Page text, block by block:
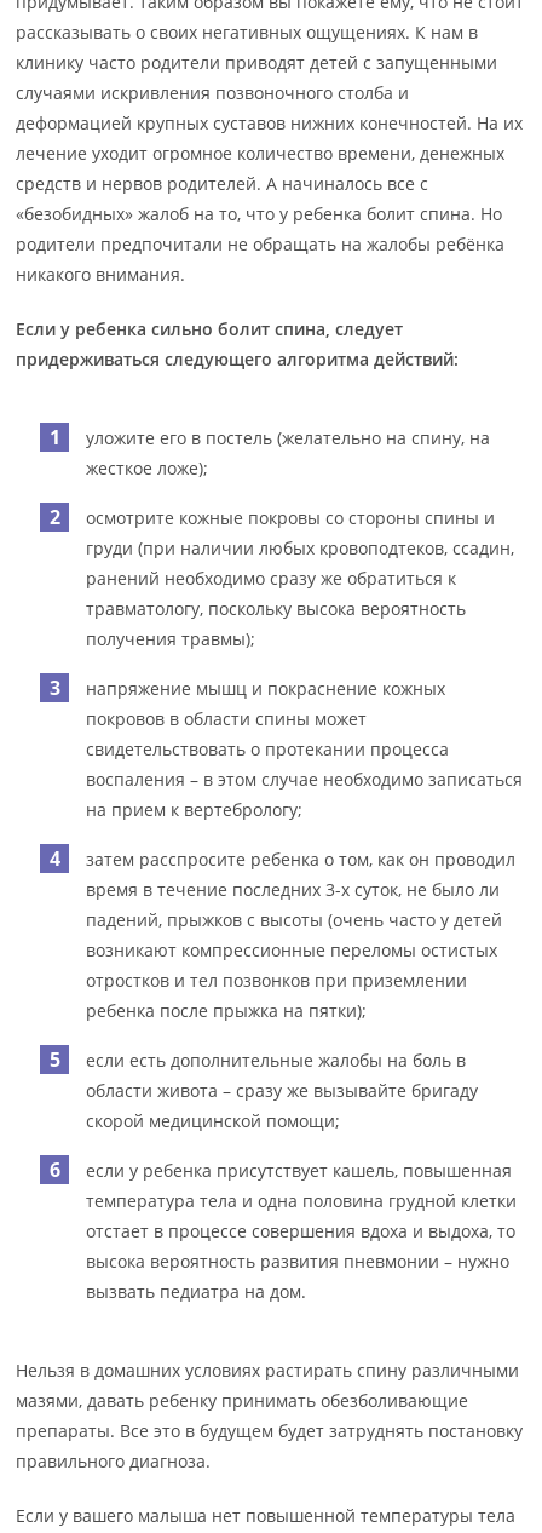
рассказывать о своих негативных ощущениях. К нам в
клинику часто родители приводят детей с запущенными
случаями искривления позвоночного столба и
деформацией крупных суставов нижних конечностей. На их
лечение уходит огромное количество времени, денежных
средств и нервов родителей. А начиналось все с
«безобидных» жалоб на то, что у ребенка болит спина. Но
родители предпочитали не обращать на жалобы ребёнка
никакого внимания.
Если у ребенка сильно болит спина, следует
придерживаться следующего алгоритма действий:
уложите его в постель (желательно на спину, на
жесткое ложе);
осмотрите кожные покровы со стороны спины и
груди (при наличии любых кровоподтеков, ссадин,
ранений необходимо сразу же обратиться к
травматологу, поскольку высока вероятность
получения травмы);
напряжение мышц и покраснение кожных
покровов в области спины может
свидетельствовать о протекании процесса
воспаления – в этом случае необходимо записаться
на прием к вертебрологу;
затем расспросите ребенка о том, как он проводил
время в течение последних 3-х суток, не было ли
падений, прыжков с высоты (очень часто у детей
возникают компрессионные переломы остистых
отростков и тел позвонков при приземлении
ребенка после прыжка на пятки);
если есть дополнительные жалобы на боль в
области живота – сразу же вызывайте бригаду
скорой медицинской помощи;
если у ребенка присутствует кашель, повышенная
температура тела и одна половина грудной клетки
отстает в процессе совершения вдоха и выдоха, то
высока вероятность развития пневмонии – нужно
вызвать педиатра на дом.
Нельзя в домашних условиях растирать спину различными
мазями, давать ребенку принимать обезболивающие
препараты. Все это в будущем будет затруднять постановку
правильного диагноза.
Если у вашего малыша нет повышенной температуры тела